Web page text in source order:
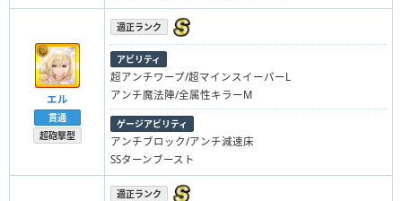
エル
貫通
超砲撃型
適正ランク
アビリティ
超アンチワープ/超マインスイーパーL
アンチ魔法陣/全属性キラーM
ゲージアビリティ
アンチブロック/アンチ減速床
SSターンブースト
適正ランク